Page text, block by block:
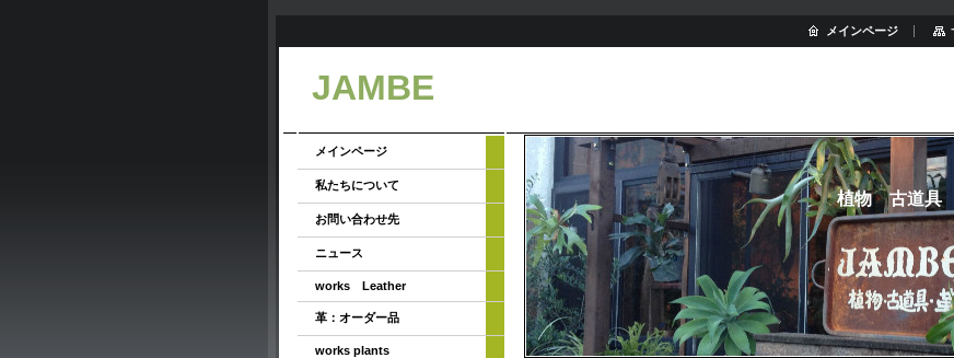
JAMBE
植物 古道具
メインページ
私たちについて
お問い合わせ先
ニュース
works Leather
革：オーダー品
works plants
メインページ